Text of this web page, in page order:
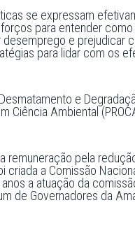
se expressam
para entender
e prejudicar
para lidar com os
e
Ambiental
remuneração pela
a Comissão
a atuação da
de Governadores da